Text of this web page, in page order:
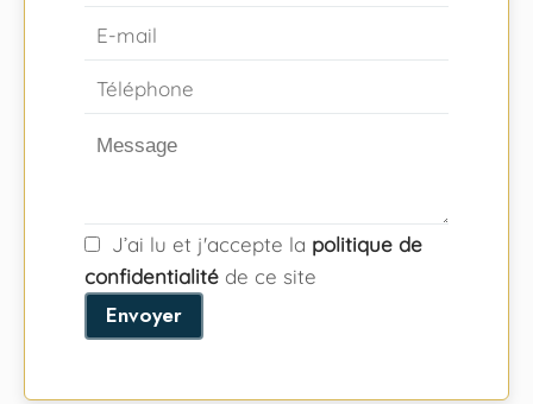
J’ai lu et j'accepte la politique de
confidentialité de ce site
Envoyer